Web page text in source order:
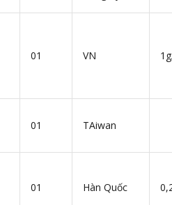
01 VN
01 TAiwan
01 Hàn Quốc